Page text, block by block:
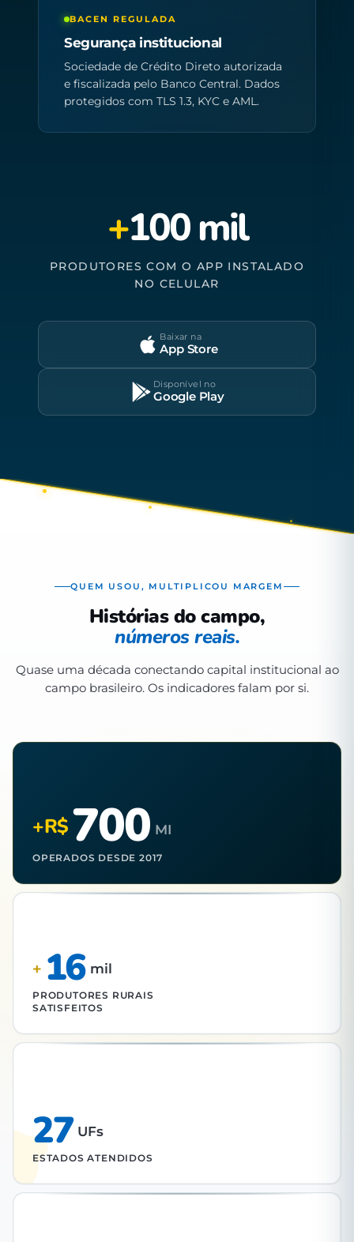
BACEN REGULADA
Segurança institucional
Sociedade de Crédito Direto autorizada
e fiscalizada pelo Banco Central. Dados
protegidos com TLS 1.3, KYC e AML.
+100 mil
PRODUTORES COM O APP INSTALADO
NO CELULAR
Baixar na
App Store
Disponível no
Google Play
QUEM USOU, MULTIPLICOU MARGEM
Histórias do campo,
números reais.
Quase uma década conectando capital institucional ao
campo brasileiro. Os indicadores falam por si.
+R$700 MI
OPERADOS DESDE 2017
+ 16 mil
PRODUTORES RURAIS
SATISFEITOS
27 UFs
ESTADOS ATENDIDOS